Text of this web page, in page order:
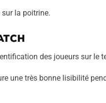
la poitrine.
des joueurs sur le
une très bonne lisibilité